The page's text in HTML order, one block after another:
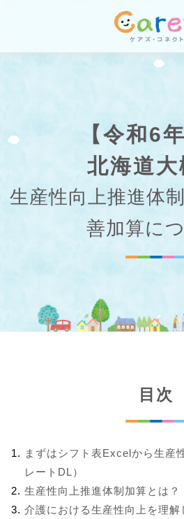
【令和6
北海道大
生産性向上推進体
善加算に
目次
まずはシフト表Excelから生産
レートDL）
生産性向上推進体制加算とは？
介護における生産性向上を理解